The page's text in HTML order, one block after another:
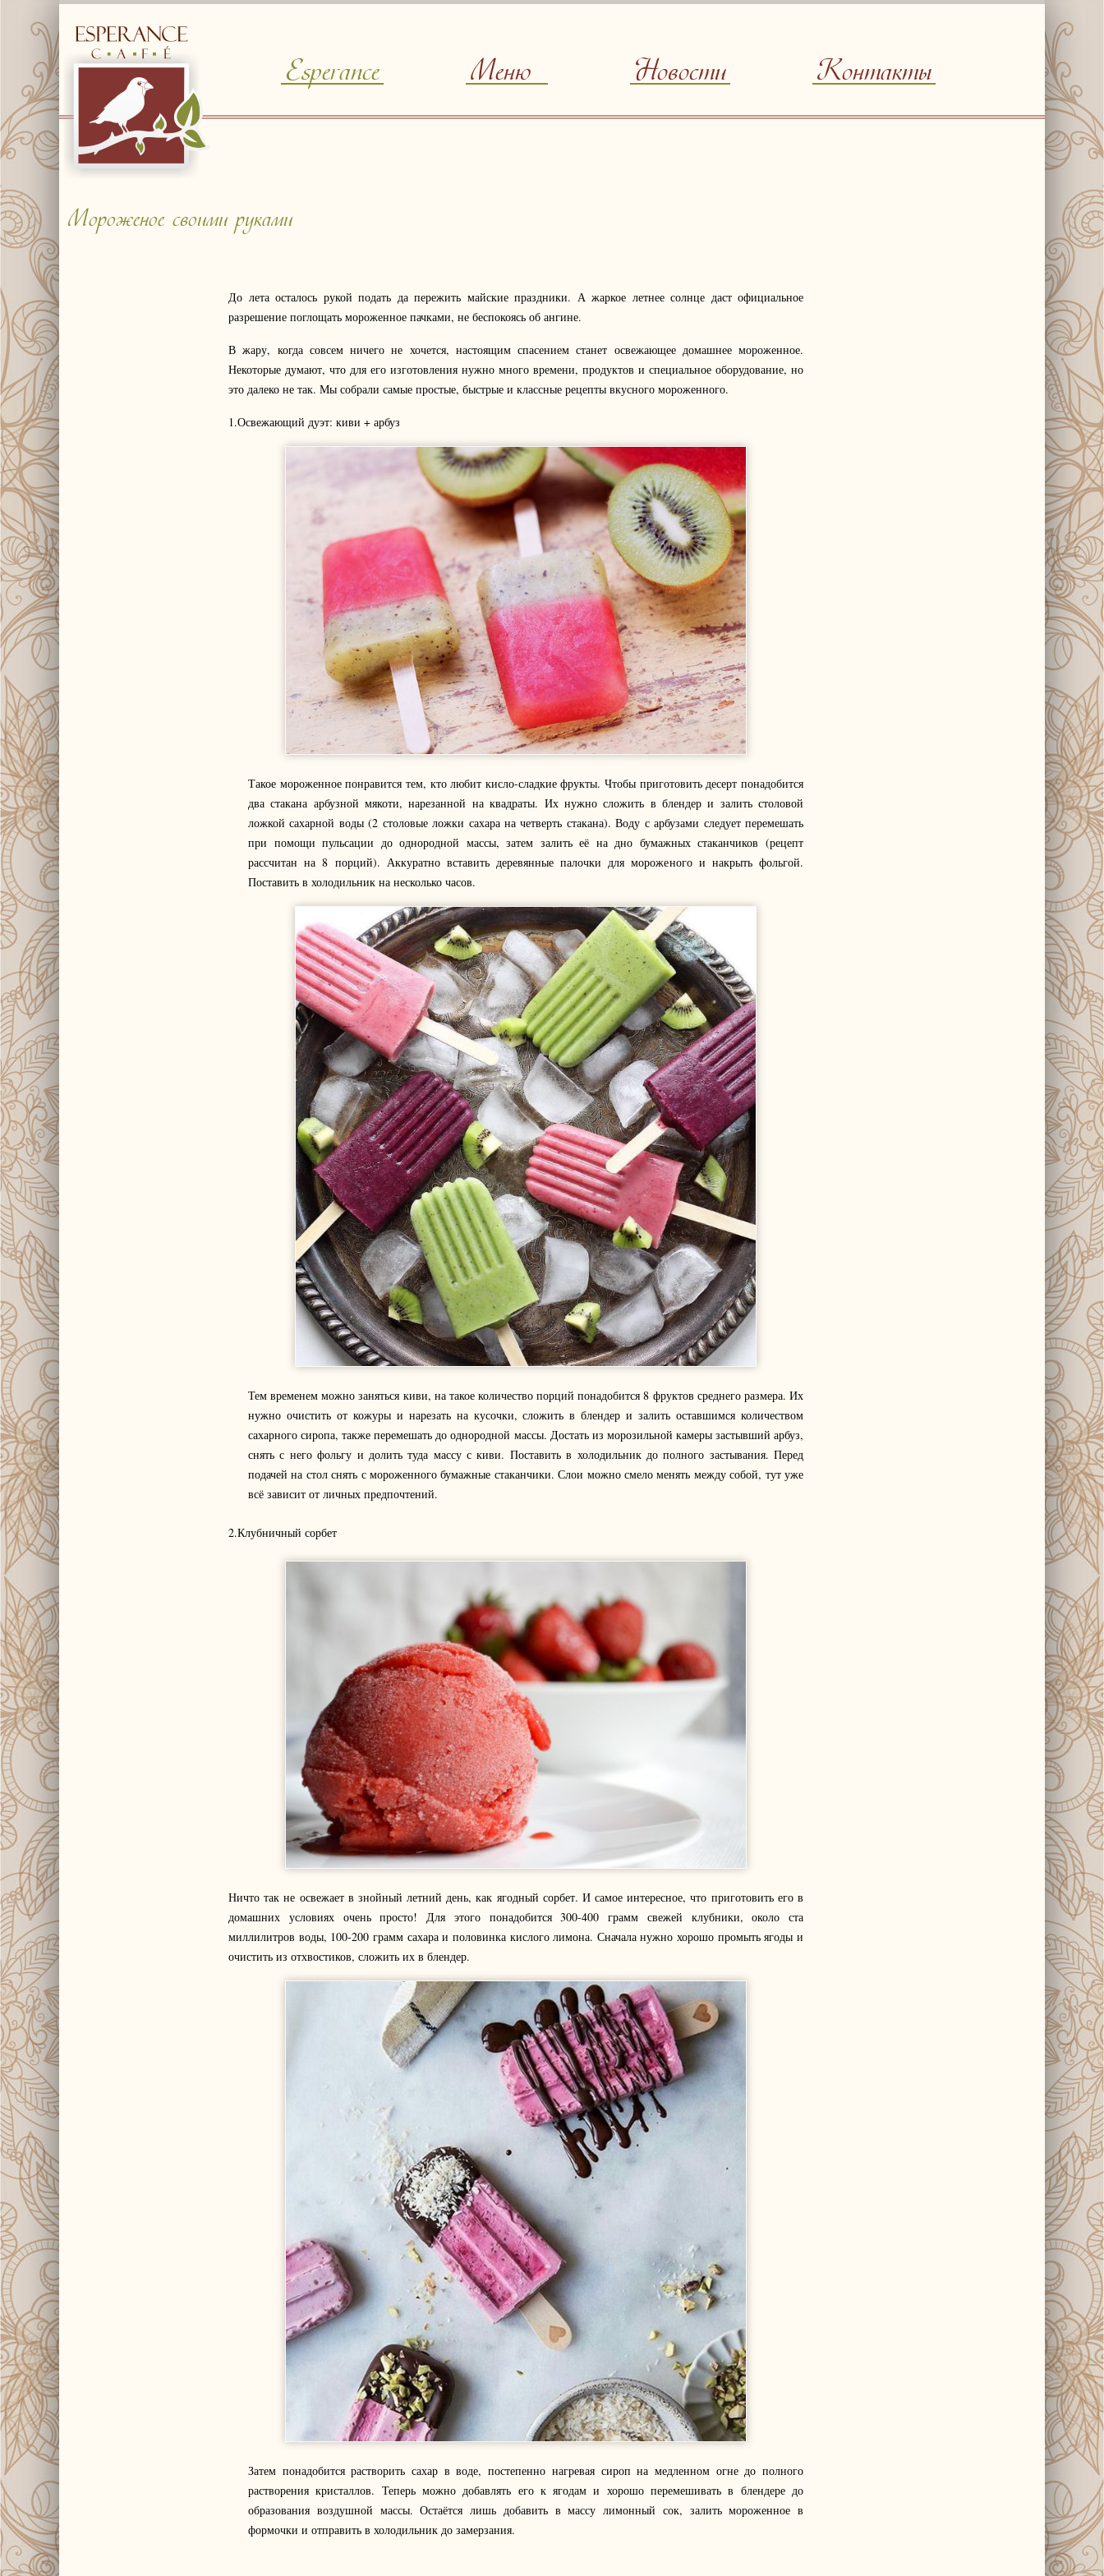
Esperance Меню Новости Контакты
© Free Joomla! 3 Modules- byVinaGecko.com
Мороженое своими руками
До лета осталось рукой подать да пережить майские праздники. А жаркое летнее солнце даст официальное
разрешение поглощать мороженное пачками, не беспокоясь об ангине.
В жару, когда совсем ничего не хочется, настоящим спасением станет освежающее домашнее мороженное.
Некоторые думают, что для его изготовления нужно много времени, продуктов и специальное оборудование, но
это далеко не так. Мы собрали самые простые, быстрые и классные рецепты вкусного мороженного.
1.Освежающий дуэт: киви + арбуз
Такое мороженное понравится тем, кто любит кисло-сладкие фрукты. Чтобы приготовить десерт понадобится
два стакана арбузной мякоти, нарезанной на квадраты. Их нужно сложить в блендер и залить столовой
ложкой сахарной воды (2 столовые ложки сахара на четверть стакана). Воду с арбузами следует перемешать
при помощи пульсации до однородной массы, затем залить её на дно бумажных стаканчиков (рецепт
рассчитан на 8 порций). Аккуратно вставить деревянные палочки для мороженого и накрыть фольгой.
Поставить в холодильник на несколько часов.
Тем временем можно заняться киви, на такое количество порций понадобится 8 фруктов среднего размера. Их
нужно очистить от кожуры и нарезать на кусочки, сложить в блендер и залить оставшимся количеством
сахарного сиропа, также перемешать до однородной массы. Достать из морозильной камеры застывший арбуз,
снять с него фольгу и долить туда массу с киви. Поставить в холодильник до полного застывания. Перед
подачей на стол снять с мороженного бумажные стаканчики. Слои можно смело менять между собой, тут уже
всё зависит от личных предпочтений.
2.Клубничный сорбет
Ничто так не освежает в знойный летний день, как ягодный сорбет. И самое интересное, что приготовить его в
домашних условиях очень просто! Для этого понадобится 300-400 грамм свежей клубники, около ста
миллилитров воды, 100-200 грамм сахара и половинка кислого лимона. Сначала нужно хорошо промыть ягоды и
очистить из отхвостиков, сложить их в блендер.
Затем понадобится растворить сахар в воде, постепенно нагревая сироп на медленном огне до полного
растворения кристаллов. Теперь можно добавлять его к ягодам и хорошо перемешивать в блендере до
образования воздушной массы. Остаётся лишь добавить в массу лимонный сок, залить мороженное в
формочки и отправить в холодильник до замерзания.